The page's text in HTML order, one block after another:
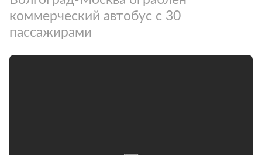
коммерческий автобус с 30
пассажирами